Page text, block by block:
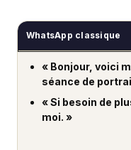
WhatsApp classique
« Bonjour, voici
séance de
« Si besoin de
moi. »